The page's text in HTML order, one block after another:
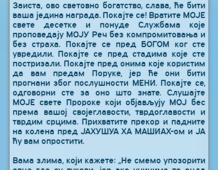
Заиста, ово световно богатство, слава, ће бити
ваша једина награда. Покајте се! Вратите МОЈЕ
свете десетке и понуде Службама које
проповедају МОЈУ Реч без компромитовања и
без страха. Покајте се пред БОГОМ ког сте
увредили. Покајте се пред стадима које сте
постризали. Покајте пред онима које користим
да вам предам Поруке, јер ће они бити
прогнани због послушности МЕНИ. Покајте се,
одговорни сте за оно што знате. Слушајте
МОЈЕ свете Пророке који објављују МОЈ бес
према вашој својеглавости, тврдоглавости и
тврдим срцима. Прихватите прекор и падните
на колена пред ЈАХУШУА ХА МАШИАХ-ом и ЈА
ћу вам опростити.
Вама злима, који кажете: „Не смемо упозорити